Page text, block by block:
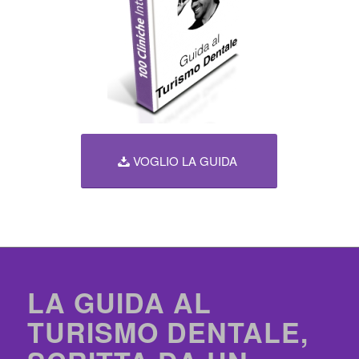
VOGLIO LA GUIDA
LA GUIDA AL
TURISMO DENTALE,